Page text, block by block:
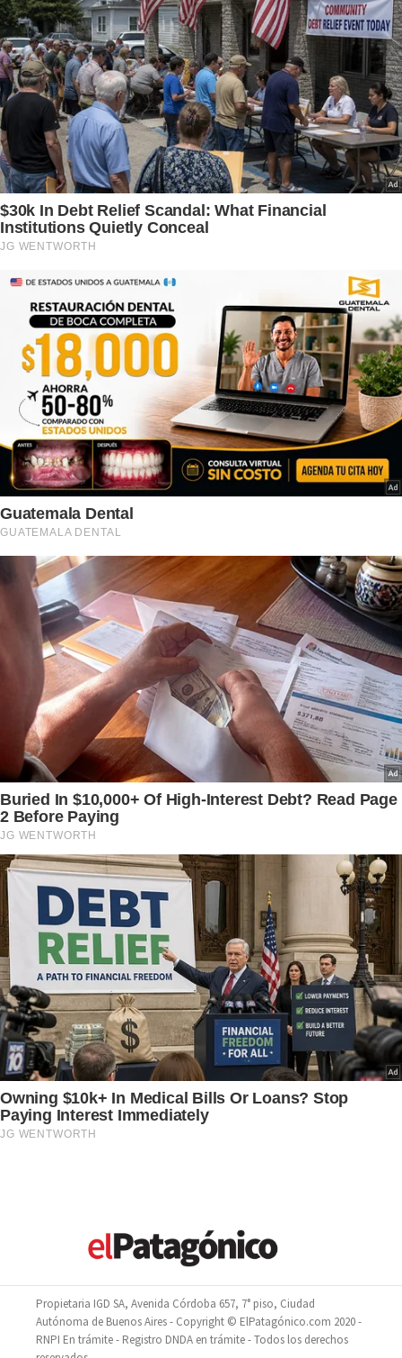
Propietaria IGD SA, Avenida Córdoba 657, 7° piso, Ciudad
Autónoma de Buenos Aires - Copyright © ElPatagónico.com 2020 -
RNPI En trámite - Registro DNDA en trámite - Todos los derechos